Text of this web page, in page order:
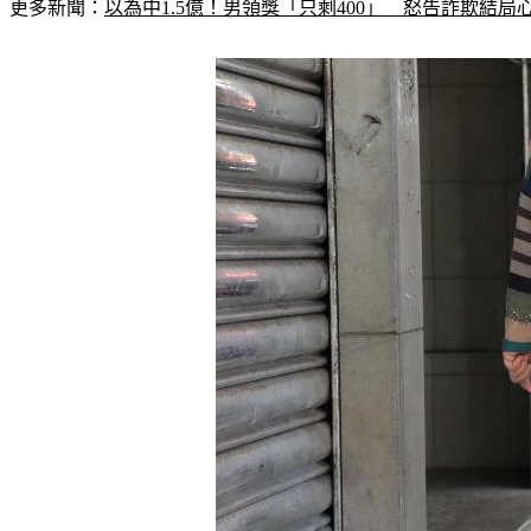
更多新聞： 以為中1.5億！男領獎「只剩400」　怒告詐欺結局